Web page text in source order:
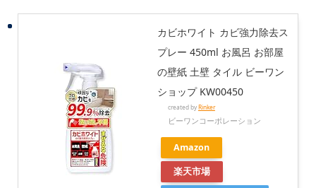
カビホワイト カビ強力除去ス
プレー 450ml お風呂 お部屋
の壁紙 土壁 タイル ビーワン
ショップ KW00450
created byRinker
ビーワンコーポレーション
Amazon
楽天市場